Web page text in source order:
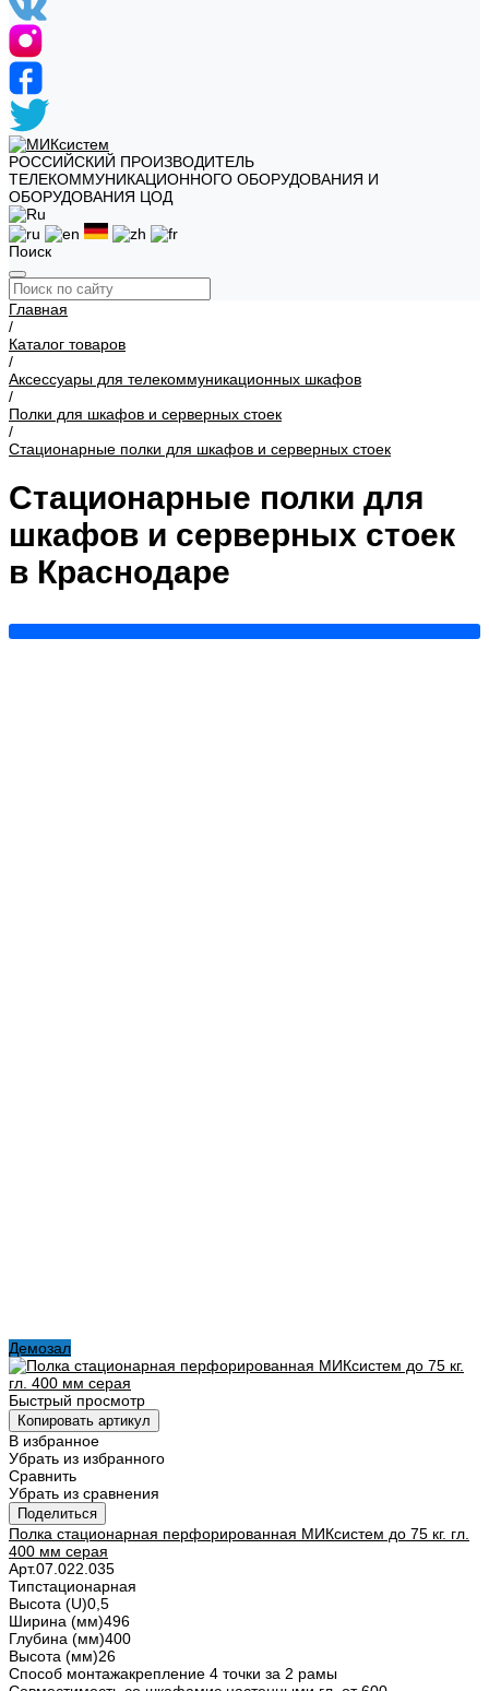
РОССИЙСКИЙ ПРОИЗВОДИТЕЛЬ
ТЕЛЕКОММУНИКАЦИОННОГО ОБОРУДОВАНИЯ И
ОБОРУДОВАНИЯ ЦОД
Поиск
Главная
/
Каталог товаров
/
Аксессуары для телекоммуникационных шкафов
/
Полки для шкафов и серверных стоек
/
Стационарные полки для шкафов и серверных стоек
Стационарные полки для
шкафов и серверных стоек
в Краснодаре
Демозал
Быстрый просмотр
Копировать артикул
В избранное
Убрать из избранного
Сравнить
Убрать из сравнения
Поделиться
Полка стационарная перфорированная МИКсистем до 75 кг. гл.
400 мм серая
Арт.07.022.035
Типстационарная
Высота (U)0,5
Ширина (мм)496
Глубина (мм)400
Высота (мм)26
Способ монтажакрепление 4 точки за 2 рамы